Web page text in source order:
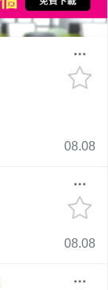
08.08
08.08